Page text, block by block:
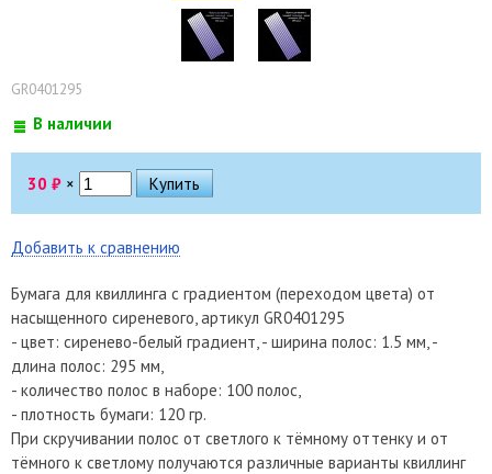
GR0401295
В наличии
30 ₽ ×
Добавить к сравнению
Бумага для квиллинга с градиентом (переходом цвета) от
насыщенного сиреневого, артикул GR0401295
- цвет: сиренево-белый градиент, - ширина полос: 1.5 мм, -
длина полос: 295 мм,
- количество полос в наборе: 100 полос,
- плотность бумаги: 120 гр.
При скручивании полос от светлого к тёмному оттенку и от
тёмного к светлому получаются различные варианты квиллинг